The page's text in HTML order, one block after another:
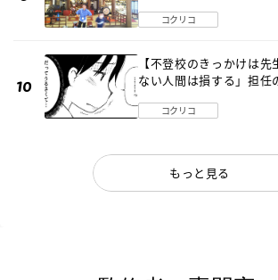
コクリコ
【不登校のきっかけは
ない人間は損する」担
コクリコ
もっと見る